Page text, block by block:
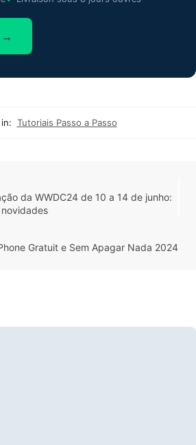
→
Tutoriais Passo a Passo
da WWDC24 de 10 a 14 de junho:
Gratuit e Sem Apagar Nada 2024